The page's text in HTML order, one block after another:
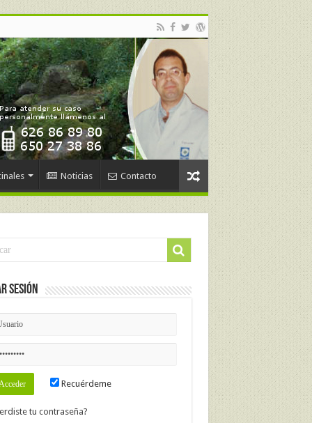
Noticias Contacto
Sesión
Recuérdeme
tu contraseña?